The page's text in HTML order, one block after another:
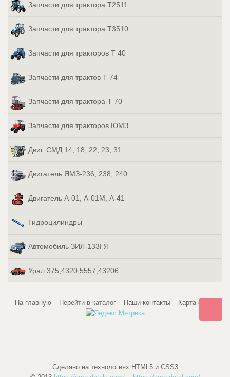
Запчасти для трактора Т2511
Запчасти для трактора Т3510
Запчасти для тракторов Т 40
Запчасти для трактов Т 74
Запчасти для трактора Т 70
Запчасти для тракторов ЮМЗ
Двиг. СМД 14, 18, 22, 23, 31
Двигатель ЯМЗ-236, 238, 240
Двигатель А-01, А-01М, А-41
Гидроцилиндры
Автомобиль ЗИЛ-133ГЯ
Урал 375,4320,5557,43206
На главную Перейти в каталог Наши контакты Карта сайта
Сделано на технологиях HTML5 и CSS3